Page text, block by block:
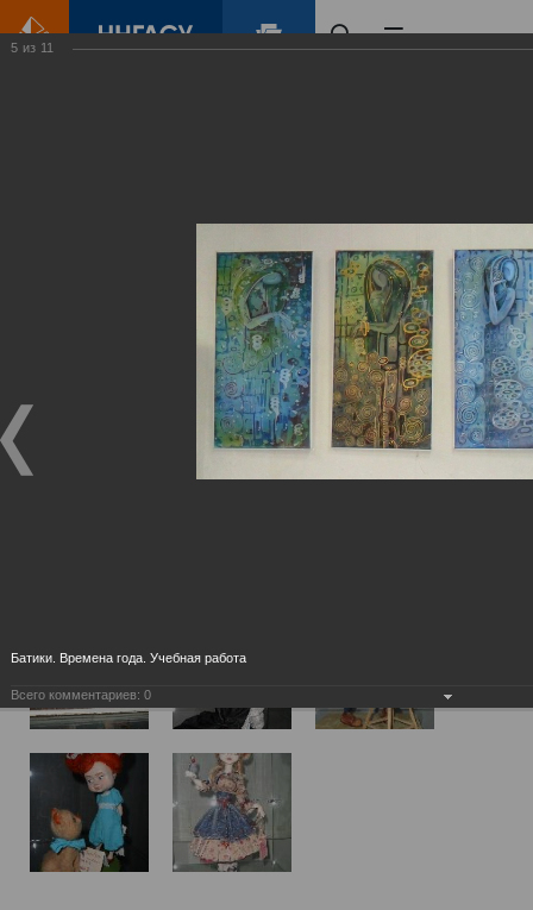
Фотогалерея
5 из 11
Батики. Времена года. Учебная работа
Всего комментариев: 0